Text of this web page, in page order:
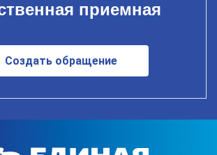
приемная
Создать обращение